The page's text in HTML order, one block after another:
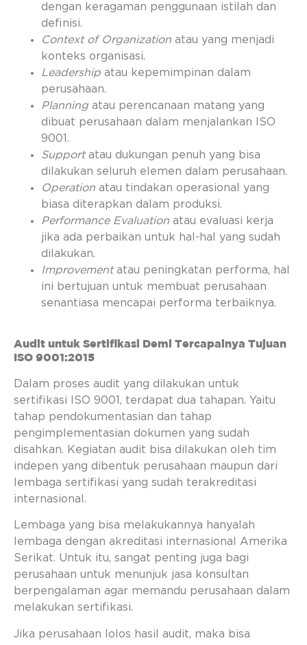
dengan keragaman penggunaan istilah dan
definisi.
Context of Organization atau yang menjadi
konteks organisasi.
Leadership atau kepemimpinan dalam
perusahaan.
Planning atau perencanaan matang yang
dibuat perusahaan dalam menjalankan ISO
9001.
Support atau dukungan penuh yang bisa
dilakukan seluruh elemen dalam perusahaan.
Operation atau tindakan operasional yang
biasa diterapkan dalam produksi.
Performance Evaluation atau evaluasi kerja
jika ada perbaikan untuk hal-hal yang sudah
dilakukan.
Improvement atau peningkatan performa, hal
ini bertujuan untuk membuat perusahaan
senantiasa mencapai performa terbaiknya.
Audit untuk Sertifikasi Demi Tercapainya Tujuan
ISO 9001:2015
Dalam proses audit yang dilakukan untuk
sertifikasi ISO 9001, terdapat dua tahapan. Yaitu
tahap pendokumentasian dan tahap
pengimplementasian dokumen yang sudah
disahkan. Kegiatan audit bisa dilakukan oleh tim
indepen yang dibentuk perusahaan maupun dari
lembaga sertifikasi yang sudah terakreditasi
internasional.
Lembaga yang bisa melakukannya hanyalah
lembaga dengan akreditasi internasional Amerika
Serikat. Untuk itu, sangat penting juga bagi
perusahaan untuk menunjuk jasa konsultan
berpengalaman agar memandu perusahaan dalam
melakukan sertifikasi.
Jika perusahaan lolos hasil audit, maka bisa